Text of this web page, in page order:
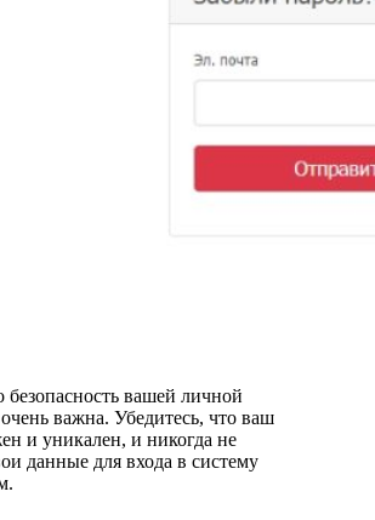
безопасность вашей личной
важна. Убедитесь, что ваш
и уникален, и никогда не
данные для входа в систему